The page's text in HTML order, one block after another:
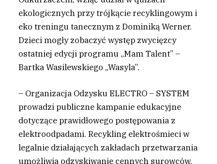
ekologicznych przy trójkącie recyklingowym i
eko treningu tanecznym z Dominiką Werner.
Dzieci mogły zobaczyć występ zwycięzcy
ostatniej edycji programu „Mam Talent” –
Bartka Wasilewskiego „Wasyla”.
– Organizacja Odzysku ELECTRO – SYSTEM
prowadzi publiczne kampanie edukacyjne
dotyczące prawidłowego postępowania z
elektroodpadami. Recykling elektrośmieci w
legalnie działających zakładach przetwarzania
umożliwia odzyskiwanie cennych surowców,